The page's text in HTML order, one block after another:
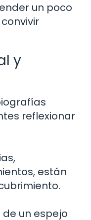
un poco
y
reflexionar
están
un espejo